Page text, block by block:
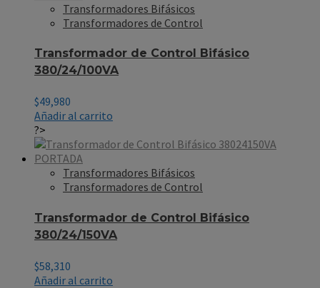
Transformadores Bifásicos
Transformadores de Control
Transformador de Control Bifásico
380/24/100VA
$49,980
Añadir al carrito
?>
Transformadores Bifásicos
Transformadores de Control
Transformador de Control Bifásico
380/24/150VA
$58,310
Añadir al carrito